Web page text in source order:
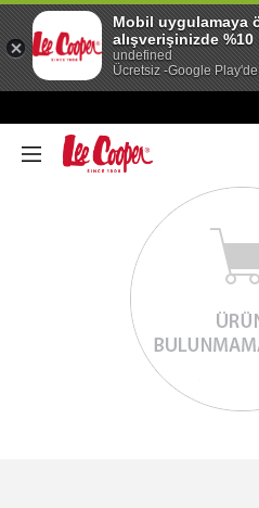
Mobil uygulamaya
alışverişinizde
undefined
Ücretsiz -Google Play'de